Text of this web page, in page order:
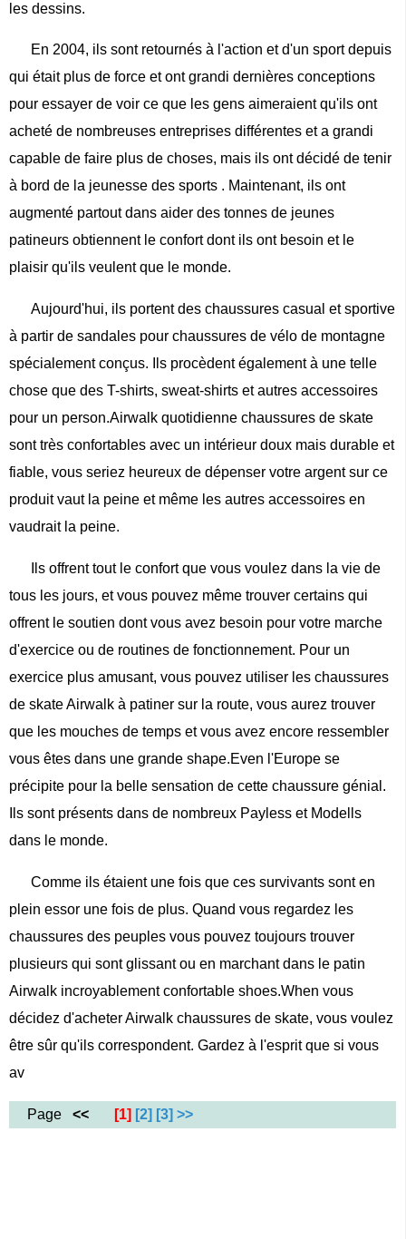
les dessins.
En 2004, ils sont retournés à l'action et d'un sport depuis
qui était plus de force et ont grandi dernières conceptions
pour essayer de voir ce que les gens aimeraient qu'ils ont
acheté de nombreuses entreprises différentes et a grandi
capable de faire plus de choses, mais ils ont décidé de tenir
à bord de la jeunesse des sports . Maintenant, ils ont
augmenté partout dans aider des tonnes de jeunes
patineurs obtiennent le confort dont ils ont besoin et le
plaisir qu'ils veulent que le monde.
Aujourd'hui, ils portent des chaussures casual et sportive
à partir de sandales pour chaussures de vélo de montagne
spécialement conçus. Ils procèdent également à une telle
chose que des T-shirts, sweat-shirts et autres accessoires
pour un person.Airwalk quotidienne chaussures de skate
sont très confortables avec un intérieur doux mais durable et
fiable, vous seriez heureux de dépenser votre argent sur ce
produit vaut la peine et même les autres accessoires en
vaudrait la peine.
Ils offrent tout le confort que vous voulez dans la vie de
tous les jours, et vous pouvez même trouver certains qui
offrent le soutien dont vous avez besoin pour votre marche
d'exercice ou de routines de fonctionnement. Pour un
exercice plus amusant, vous pouvez utiliser les chaussures
de skate Airwalk à patiner sur la route, vous aurez trouver
que les mouches de temps et vous avez encore ressembler
vous êtes dans une grande shape.Even l'Europe se
précipite pour la belle sensation de cette chaussure génial.
Ils sont présents dans de nombreux Payless et Modells
dans le monde.
Comme ils étaient une fois que ces survivants sont en
plein essor une fois de plus. Quand vous regardez les
chaussures des peuples vous pouvez toujours trouver
plusieurs qui sont glissant ou en marchant dans le patin
Airwalk incroyablement confortable shoes.When vous
décidez d'acheter Airwalk chaussures de skate, vous voulez
être sûr qu'ils correspondent. Gardez à l'esprit que si vous
av
Page << [1] [2] [3] >>